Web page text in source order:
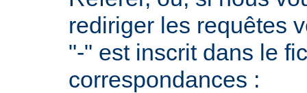
rediriger les requêtes
"-" est inscrit dans le
correspondances :